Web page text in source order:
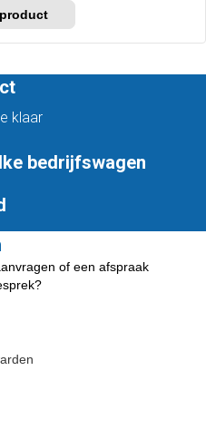
tot
€414,00
product
heeft
variaties.
Deze
optie
worden
de
klaar
bedrijfswagen
of een afspraak